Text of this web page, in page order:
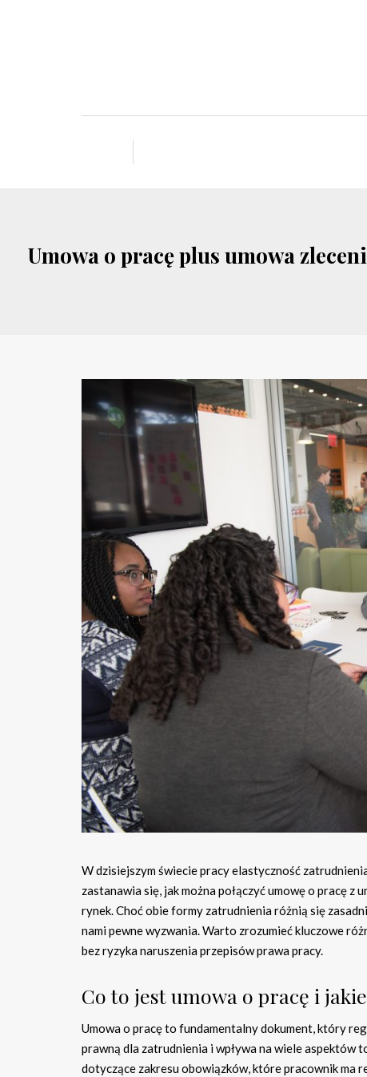
Umowa o pracę plus umowa
W dzisiejszym świecie pracy elastyczność
zastanawia się, jak można połączyć umowę o pracę
rynek. Choć obie formy zatrudnienia różnią się
nami pewne wyzwania. Warto zrozumieć kluczowe
bez ryzyka naruszenia przepisów prawa pracy.
Co to jest umowa o pracę i
Umowa o pracę to fundamentalny dokument, który
prawną dla zatrudnienia i wpływa na wiele aspektów
dotyczące zakresu obowiązków, które pracownik ma